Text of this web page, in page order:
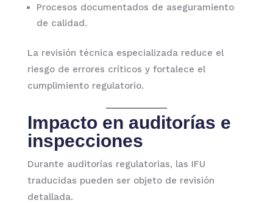
Procesos documentados de aseguramiento
de calidad.
La revisión técnica especializada reduce el
riesgo de errores críticos y fortalece el
cumplimiento regulatorio.
Impacto en auditorías e
inspecciones
Durante auditorías regulatorias, las IFU
traducidas pueden ser objeto de revisión
detallada.